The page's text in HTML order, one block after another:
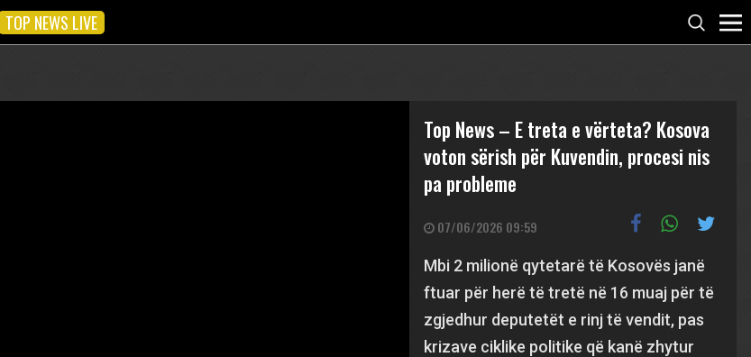
TOP NEWS LIVE
Top News – E treta e vërteta? Kosova
voton sërish për Kuvendin, procesi nis
pa probleme
07/06/2026 09:59
Mbi 2 milionë qytetarë të Kosovës janë
ftuar për herë të tretë në 16 muaj për të
zgjedhur deputetët e rinj të vendit, pas
krizave ciklike politike që kanë zhytur